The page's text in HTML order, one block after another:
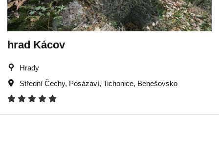
hrad Kácov
Hrady
Střední Čechy, Posázaví, Tichonice, Benešovsko